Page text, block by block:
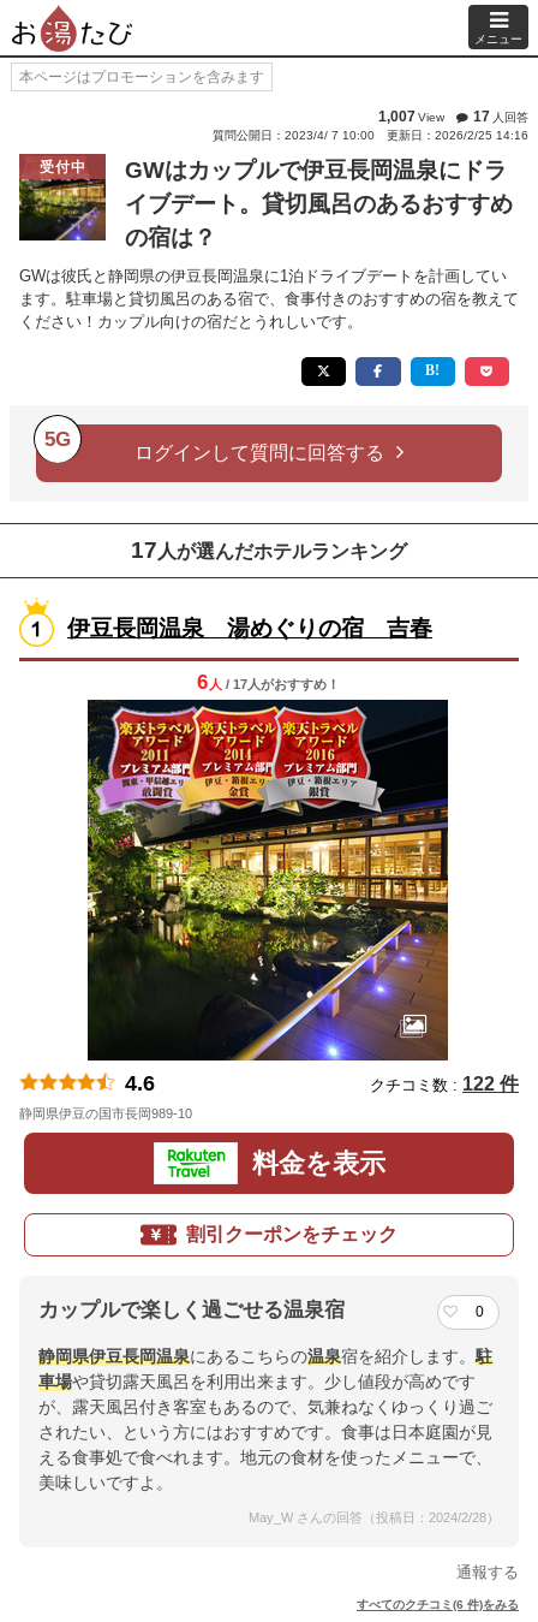
メニュー
本ページはプロモーションを含みます
1,007View 17 人回答
質問公開日：2023/4/ 7 10:00
更新日：2026/2/25 14:16
受付中
GWはカップルで伊豆長岡温泉にドラ
イブデート。貸切風呂のあるおすすめ
の宿は？
GWは彼氏と静岡県の伊豆長岡温泉に1泊ドライブデートを計画してい
ます。駐車場と貸切風呂のある宿で、食事付きのおすすめの宿を教えて
ください！カップル向けの宿だとうれしいです。
5G
ログインして質問に回答する
17 人が選んだホテルランキング
伊豆長岡温泉 湯めぐりの宿 吉春
6 人 / 17人がおすすめ！
4.6 クチコミ数 : 122 件
静岡県伊豆の国市長岡989-10
料金を表示
割引クーポンをチェック
カップルで楽しく過ごせる温泉宿 0
静岡県伊豆長岡温泉にあるこちらの温泉宿を紹介します。 駐
車場や貸切露天風呂を利用出来ます。少し値段が高めです
が、露天風呂付き客室もあるので、気兼ねなくゆっくり過ご
されたい、という方にはおすすめです。食事は日本庭園が見
える食事処で食べれます。地元の食材を使ったメニューで、
美味しいですよ。
May_W さんの回答（投稿日：2024/2/28）
通報する
すべてのクチコミ(6 件)をみる